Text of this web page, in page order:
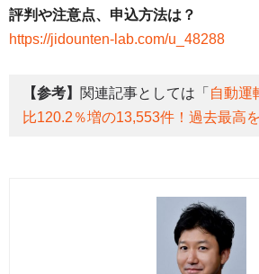
評判や注意点、申込方法は？
https://jidounten-lab.com/u_48288
【参考】 関連記事としては「 自動運
比120.2％増の13,553件！過去最高